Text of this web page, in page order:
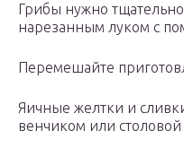
Грибы нужно
нарезанным луком с
Перемешайте
Яичные желтки и
венчиком или